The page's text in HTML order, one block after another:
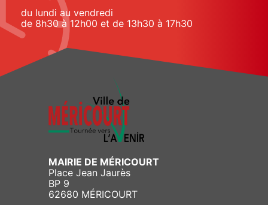
du lundi au vendredi
de 8h30 à 12h00 et de 13h30 à 17h30
MAIRIE DE MÉRICOURT
Place Jean Jaurès
BP 9
62680 MÉRICOURT